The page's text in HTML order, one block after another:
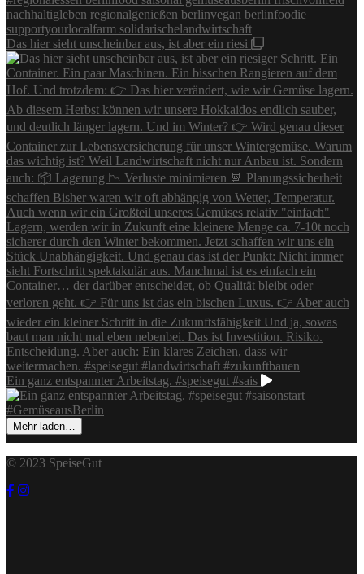
Das hier sieht unscheinbar aus, ist aber ein riesi
Ein ganz entspannter Arbeitstag. #speisegut #sais
Mehr laden…
© 2023 SpeiseGut